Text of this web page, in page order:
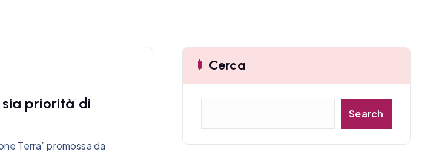
sia priorità di
Terra” promossa da
Cerca
Search